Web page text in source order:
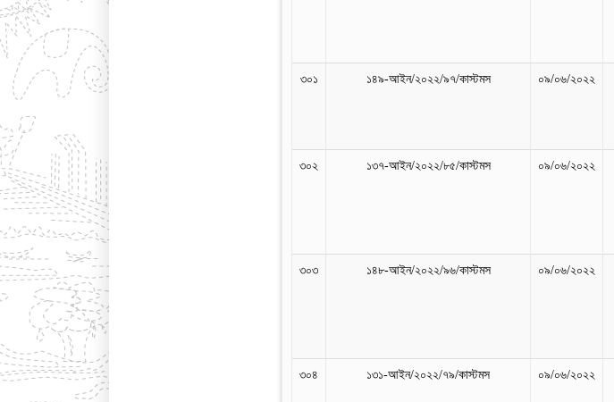
৩০১ ১৪৯-আইন/২০২২/৯৭/কাস্টমস ০৯/০৬/২০২২
৩০২ ১৩৭-আইন/২০২২/৮৫/কাস্টমস ০৯/০৬/২০২২
৩০৩ ১৪৮-আইন/২০২২/৯৬/কাস্টমস ০৯/০৬/২০২২
৩০৪ ১৩১-আইন/২০২২/৭৯/কাস্টমস ০৯/০৬/২০২২